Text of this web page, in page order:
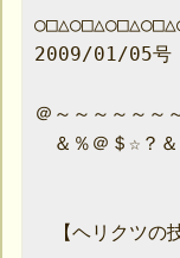
2009/01/05号
＠～～～～～～
＆％＠＄☆？＆
【ヘリクツの